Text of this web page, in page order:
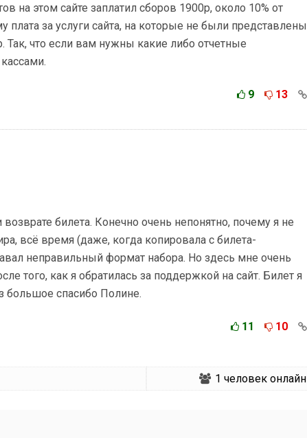
на этом сайте заплатил сборов 1900р, около 10% от
за услуги сайта, на которые не были представлены
Так, что если вам нужны какие либо отчетные
9 13
билета. Конечно очень непонятно, почему я не
всё время (даже, когда копировала с билета-
неправильный формат набора. Но здесь мне очень
того, как я обратилась за поддержкой на сайт. Билет я
большое спасибо Полине.
11 10
1 человек онлайн